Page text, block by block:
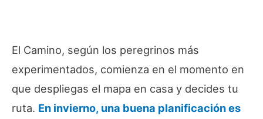
El Camino, según los peregrinos más
experimentados, comienza en el momento en
que despliegas el mapa en casa y decides tu
ruta. En invierno, una buena planificación es